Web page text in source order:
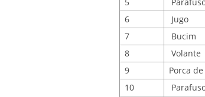
6
Jugo
7
Bucim
8
Volante
9
Porca
10